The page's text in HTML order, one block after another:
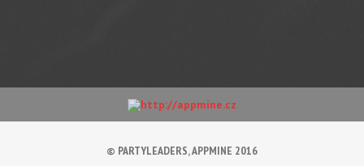
© PARTYLEADERS, APPMINE 2016